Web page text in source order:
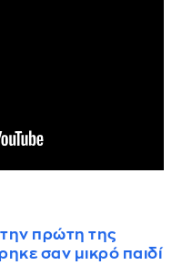
πρώτη της
σαν μικρό παιδί